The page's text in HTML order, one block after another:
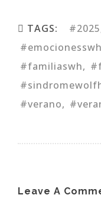
TAGS: #2025
#emocionesswh
#familiaswh
#verano
Leave A